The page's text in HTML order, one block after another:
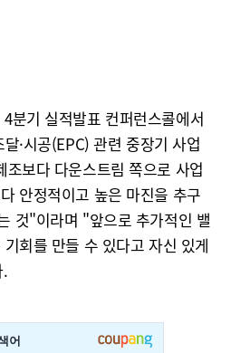
분기 실적발표 컨퍼런스콜에서
·시공(EPC) 관련 중장기 사업
보다 다운스트림 쪽으로 사업
안정적이고 높은 마진을 추구
것"이라며 "앞으로 추가적인 밸
회를 만들 수 있다고 자신 있게
.